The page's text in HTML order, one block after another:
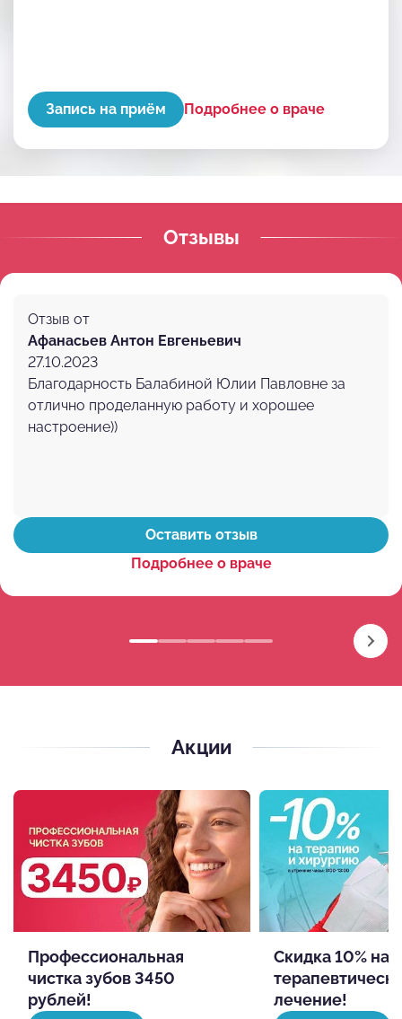
Запись на приём Подробнее о враче
Отзывы
Отзыв от
Афанасьев Антон Евгеньевич
27.10.2023
Благодарность Балабиной Юлии Павловне за
отлично проделанную работу и хорошее
настроение))
Оставить отзыв
Подробнее о враче
Акции
Профессиональная
чистка зубов 3450
рублей!
Скидка 10% на
лечение!